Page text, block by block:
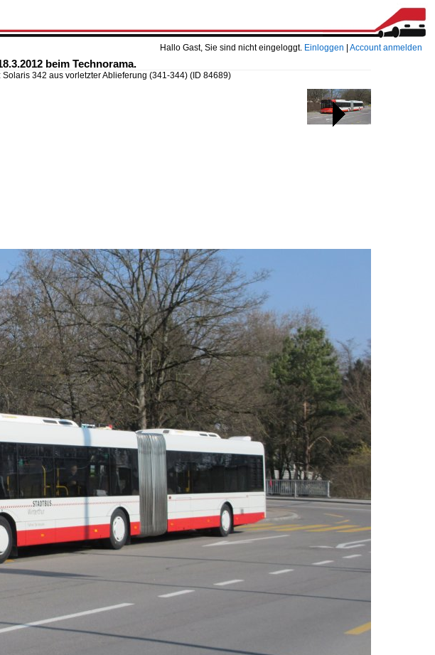
Hallo Gast, Sie sind nicht eingeloggt. Einloggen Account anmelden
beim Technorama.
Solaris 342 aus vorletzter Ablieferung (341-344) (ID 84689)